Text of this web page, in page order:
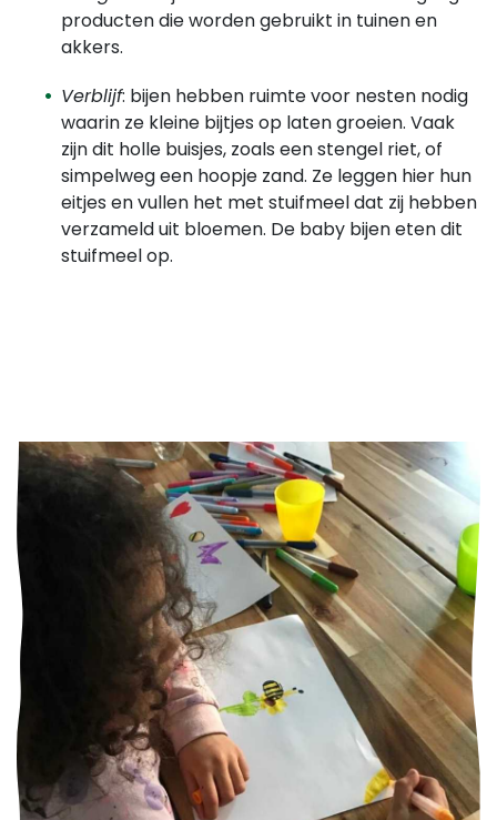
producten die worden gebruikt in tuinen en
akkers.
Verblijf: bijen hebben ruimte voor nesten nodig
waarin ze kleine bijtjes op laten groeien. Vaak
zijn dit holle buisjes, zoals een stengel riet, of
simpelweg een hoopje zand. Ze leggen hier hun
eitjes en vullen het met stuifmeel dat zij hebben
verzameld uit bloemen. De baby bijen eten dit
stuifmeel op.